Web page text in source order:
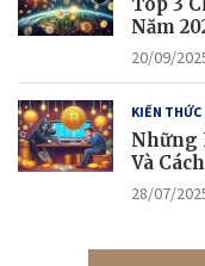
Năm
20/09/
KIẾN THỨC
Những
Và
28/07/